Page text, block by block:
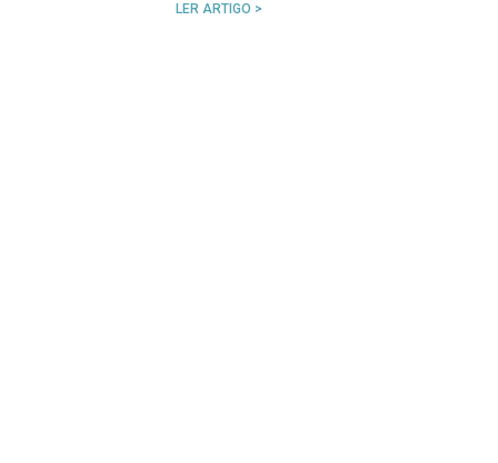
LER ARTIGO >